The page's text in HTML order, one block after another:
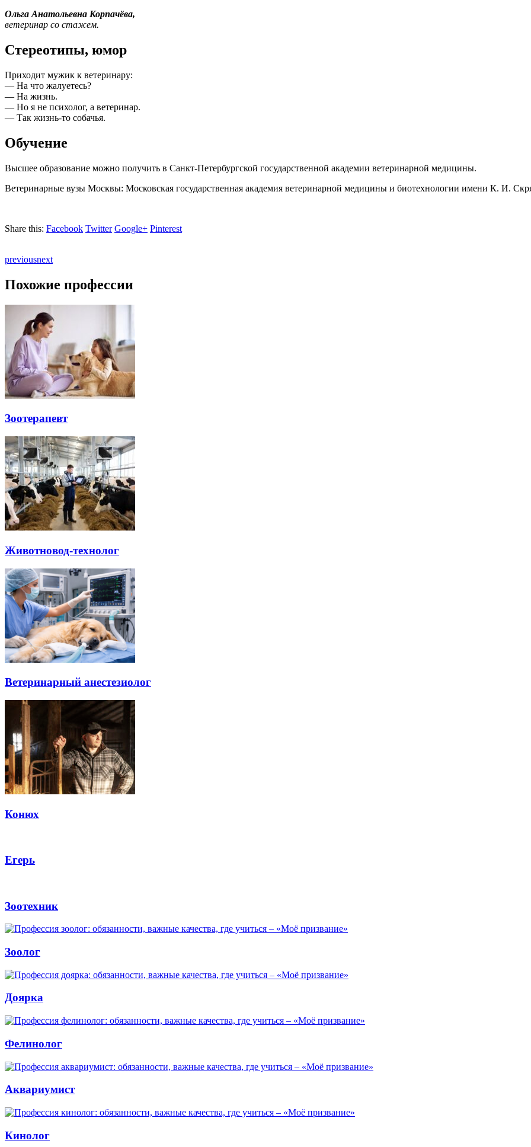
Ольга Анатольевна Корпачёва,
ветеринар со стажем.
Стереотипы, юмор
Приходит мужик к ветеринару:
— На что жалуетесь?
— На жизнь.
— Но я не психолог, а ветеринар.
— Так жизнь-то собачья.
Обучение
Высшее образование можно получить в Санкт-Петербургской государственной академии ветеринарной медицины.
Ветеринарные вузы Москвы: Московская государственная академия ветеринарной медицины и биотехнологии имени К. И.
Share this: Facebook Twitter Google+ Pinterest
previousnext
Похожие профессии
Зоотерапевт
Животновод-технолог
Ветеринарный анестезиолог
Конюх
Егерь
Зоотехник
Зоолог
Доярка
Фелинолог
Аквариумист
Кинолог